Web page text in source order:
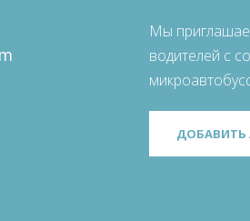
Мы
водителей с
ДОБАВИТЬ